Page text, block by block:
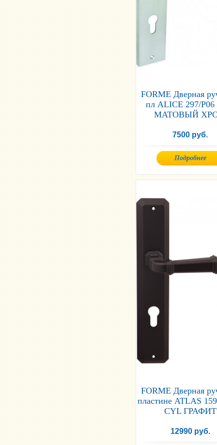
FORME Дверная
пл ALICE 297/
МАТОВЫЙ
7500 руб.
Подробнее
FORME Дверная
пластине ATLAS
CYL ГРАФИТ
12990 руб.